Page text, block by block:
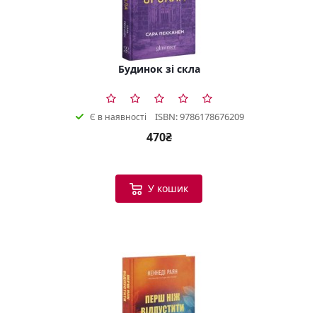
Будинок зі скла
Є в наявності ISBN: 9786178676209
470₴
У кошик